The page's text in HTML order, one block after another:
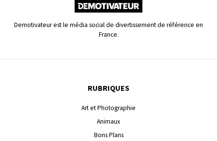
Demotivateur est le média social de divertissement de référence en
France.
RUBRIQUES
Art et Photographie
Animaux
Bons Plans